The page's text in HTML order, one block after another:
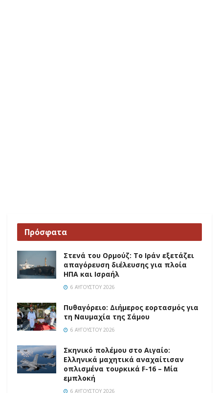
Πρόσφατα
Στενά του Ορμούζ: Το Ιράν εξετάζει
απαγόρευση διέλευσης για πλοία
ΗΠΑ και Ισραήλ
6 ΑΥΓΟΎΣΤΟΥ 2026
Πυθαγόρειο: Διήμερος εορτασμός για
τη Ναυμαχία της Σάμου
6 ΑΥΓΟΎΣΤΟΥ 2026
Σκηνικό πολέμου στο Αιγαίο:
Ελληνικά μαχητικά αναχαίτισαν
οπλισμένα τουρκικά F-16 – Μία
εμπλοκή
6 ΑΥΓΟΎΣΤΟΥ 2026